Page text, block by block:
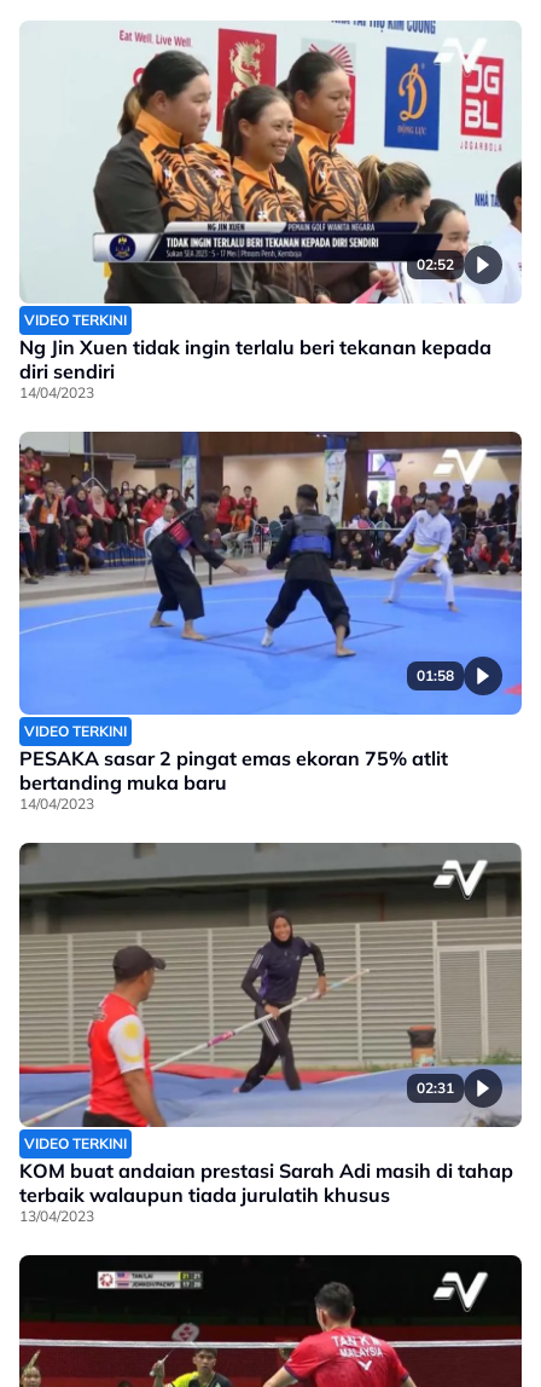
02:52
VIDEO TERKINI
Ng Jin Xuen tidak ingin terlalu beri tekanan kepada
diri sendiri
14/04/2023
01:58
VIDEO TERKINI
PESAKA sasar 2 pingat emas ekoran 75% atlit
bertanding muka baru
14/04/2023
02:31
VIDEO TERKINI
KOM buat andaian prestasi Sarah Adi masih di tahap
terbaik walaupun tiada jurulatih khusus
13/04/2023